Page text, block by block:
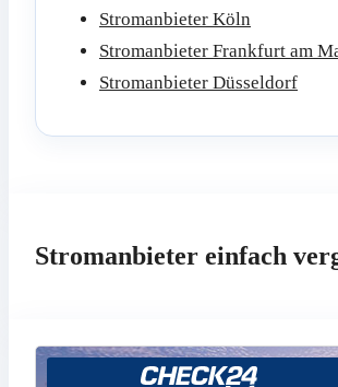
Stromanbieter Köln
Stromanbieter Frankfurt am
Stromanbieter Düsseldorf
Stromanbieter einfach